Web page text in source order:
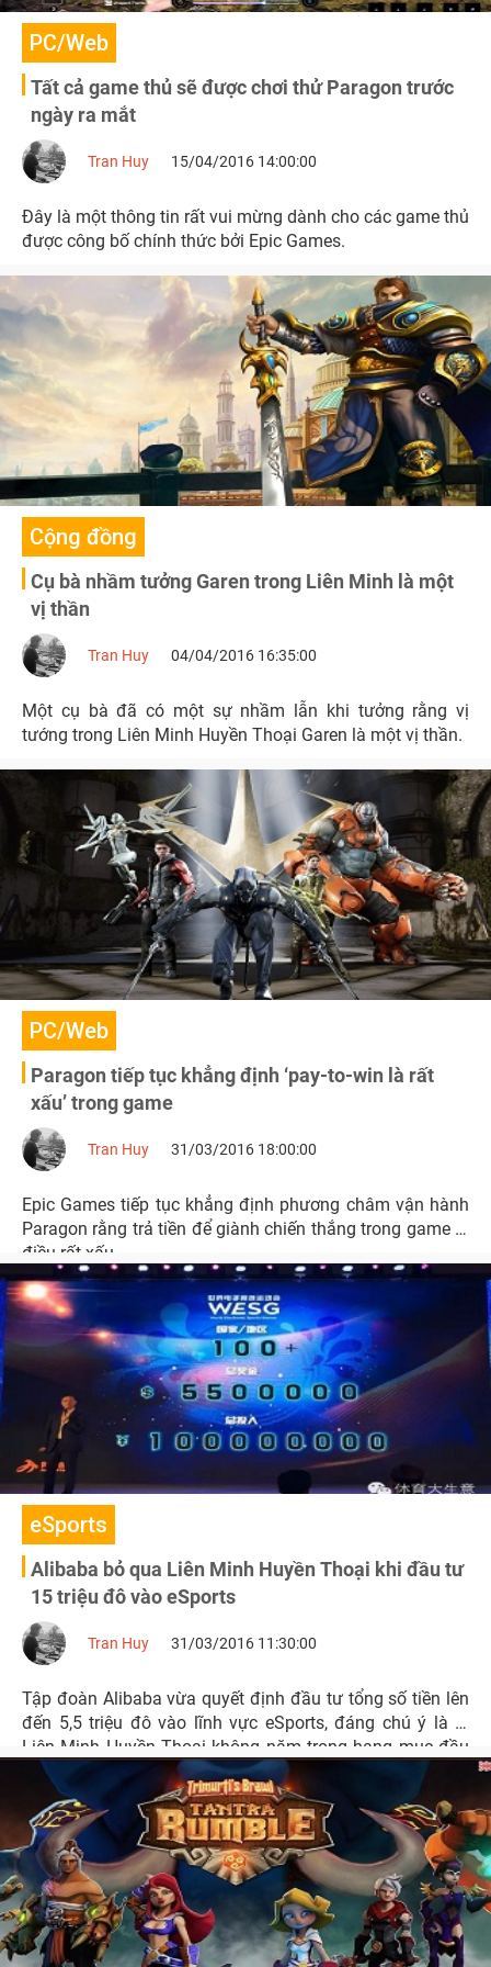
PC/Web
Tất cả game thủ sẽ được chơi thử Paragon trước
ngày ra mắt
Tran Huy 15/04/2016 14:00:00
Đây là một thông tin rất vui mừng dành cho các game thủ
được công bố chính thức bởi Epic Games.
Cộng đồng
Cụ bà nhầm tưởng Garen trong Liên Minh là một
vị thần
Tran Huy 04/04/2016 16:35:00
Một cụ bà đã có một sự nhầm lẫn khi tưởng rằng vị
tướng trong Liên Minh Huyền Thoại Garen là một vị thần.
PC/Web
Paragon tiếp tục khẳng định ‘pay-to-win là rất
xấu’ trong game
Tran Huy 31/03/2016 18:00:00
Epic Games tiếp tục khẳng định phương châm vận hành
Paragon rằng trả tiền để giành chiến thắng trong game là
điều rất xấu.
eSports
Alibaba bỏ qua Liên Minh Huyền Thoại khi đầu tư
15 triệu đô vào eSports
Tran Huy 31/03/2016 11:30:00
Tập đoàn Alibaba vừa quyết định đầu tư tổng số tiền lên
đến 5,5 triệu đô vào lĩnh vực eSports, đáng chú ý là là
Liên Minh Huyền Thoại không năm trong hạng mục đầu
tư.